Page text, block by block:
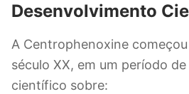
Desenvolvimento
A Centrophenoxine
século XX, em um período
científico sobre: